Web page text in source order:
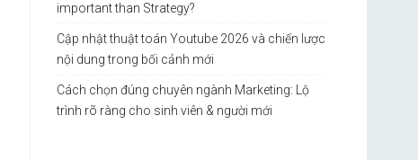
important than Strategy?
Cập nhật thuật toán Youtube 2026 và chiến lược
nội dung trong bối cảnh mới
Cách chọn đúng chuyên ngành Marketing: Lộ
trình rõ ràng cho sinh viên & người mới